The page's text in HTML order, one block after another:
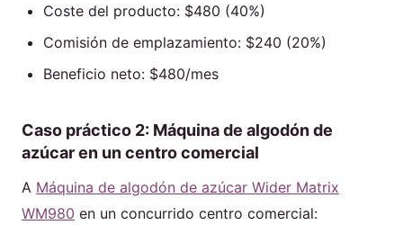
Coste del producto: $480 (40%)
Comisión de emplazamiento: $240 (20%)
Beneficio neto: $480/mes
Caso práctico 2: Máquina de algodón de
azúcar en un centro comercial
A Máquina de algodón de azúcar Wider Matrix
WM980 en un concurrido centro comercial: